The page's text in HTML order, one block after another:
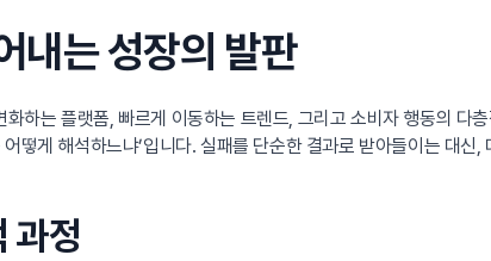
내는 성장의 발판
하는 플랫폼, 빠르게 이동하는 트렌드, 그리고 소비자 행동의 다
떻게 해석하느냐’입니다. 실패를 단순한 결과로 받아들이는 대
과정